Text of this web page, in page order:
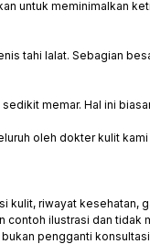
untuk meminimalkan
tahi lalat. Sebagian
memar. Hal ini
oleh dokter kulit
riwayat kesehatan,
ilustrasi dan tidak
pengganti